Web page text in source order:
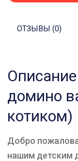
ОТЗЫВЫ (0)
домино
котиком)
Добро
нашим детским